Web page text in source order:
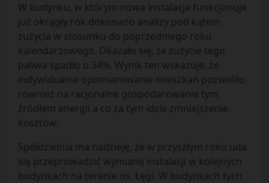
W budynku, w którym nowa instalacja funkcjonuje
już okrągły rok dokonano analizy pod kątem
zużycia w stosunku do poprzedniego roku
kalendarzowego. Okazało się, że zużycie tego
paliwa spadło o 34%. Wynik ten wskazuje, że
indywidualne opomiarowanie mieszkań pozwoliło
również na racjonalne gospodarowanie tym
źródłem energii a co za tym idzie zmniejszenie
kosztów.
Spółdzielnia ma nadzieję, że w przyszłym roku uda
się przeprowadzić wymianę instalacji w kolejnych
budynkach na terenie os. Łęgi. W budynkach tych